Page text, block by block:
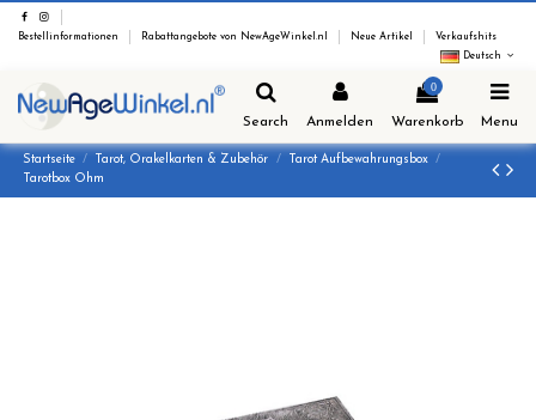
Bestellinformationen Rabattangebote von NewAgeWinkel.nl Neue Artikel
Verkaufshits
Deutsch
Search Anmelden
0
Warenkorb Menu
Startseite Tarot, Orakelkarten & Zubehör
Tarot Aufbewahrungsbox
Tarotbox Ohm